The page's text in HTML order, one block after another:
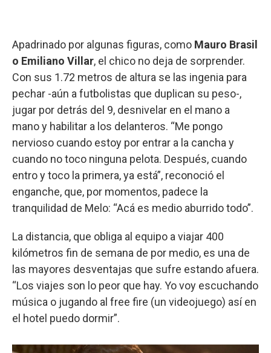
Apadrinado por algunas figuras, como Mauro Brasil
o Emiliano Villar, el chico no deja de sorprender.
Con sus 1.72 metros de altura se las ingenia para
pechar -aún a futbolistas que duplican su peso-,
jugar por detrás del 9, desnivelar en el mano a
mano y habilitar a los delanteros. “Me pongo
nervioso cuando estoy por entrar a la cancha y
cuando no toco ninguna pelota. Después, cuando
entro y toco la primera, ya está”, reconoció el
enganche, que, por momentos, padece la
tranquilidad de Melo: “Acá es medio aburrido todo”.
La distancia, que obliga al equipo a viajar 400
kilómetros fin de semana de por medio, es una de
las mayores desventajas que sufre estando afuera.
“Los viajes son lo peor que hay. Yo voy escuchando
música o jugando al free fire (un videojuego) así en
el hotel puedo dormir”.